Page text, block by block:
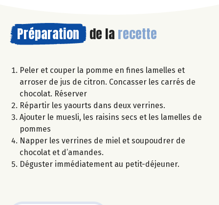
Préparation de la recette
Peler et couper la pomme en fines lamelles et
arroser de jus de citron. Concasser les carrés de
chocolat. Réserver
Répartir les yaourts dans deux verrines.
Ajouter le muesli, les raisins secs et les lamelles de
pommes
Napper les verrines de miel et soupoudrer de
chocolat et d’amandes.
Déguster immédiatement au petit-déjeuner.